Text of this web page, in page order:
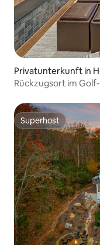
Privatunterkunft in
Rückzugsort im Golf-
Superhost
Superhost